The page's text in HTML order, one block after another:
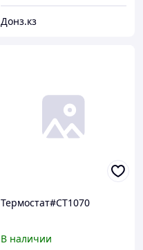
Донз.кз
Термостат#CT1070
В наличии